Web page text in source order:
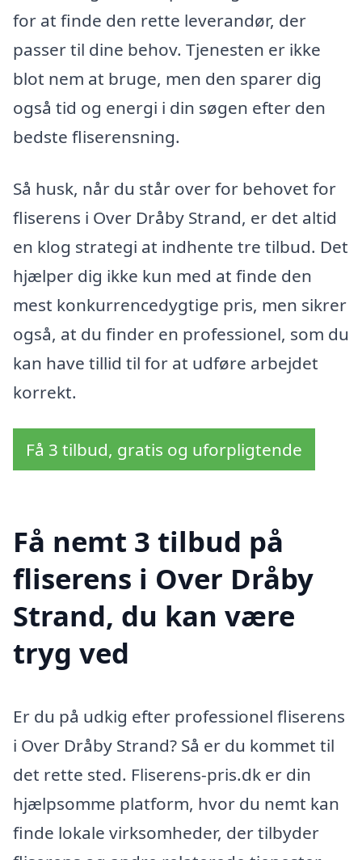
for at finde den rette leverandør, der
passer til dine behov. Tjenesten er ikke
blot nem at bruge, men den sparer dig
også tid og energi i din søgen efter den
bedste fliserensning.
Så husk, når du står over for behovet for
fliserens i Over Dråby Strand, er det altid
en klog strategi at indhente tre tilbud. Det
hjælper dig ikke kun med at finde den
mest konkurrencedygtige pris, men sikrer
også, at du finder en professionel, som du
kan have tillid til for at udføre arbejdet
korrekt.
Få 3 tilbud, gratis og uforpligtende
Få nemt 3 tilbud på
fliserens i Over Dråby
Strand, du kan være
tryg ved
Er du på udkig efter professionel fliserens
i Over Dråby Strand? Så er du kommet til
det rette sted. Fliserens-pris.dk er din
hjælpsomme platform, hvor du nemt kan
finde lokale virksomheder, der tilbyder